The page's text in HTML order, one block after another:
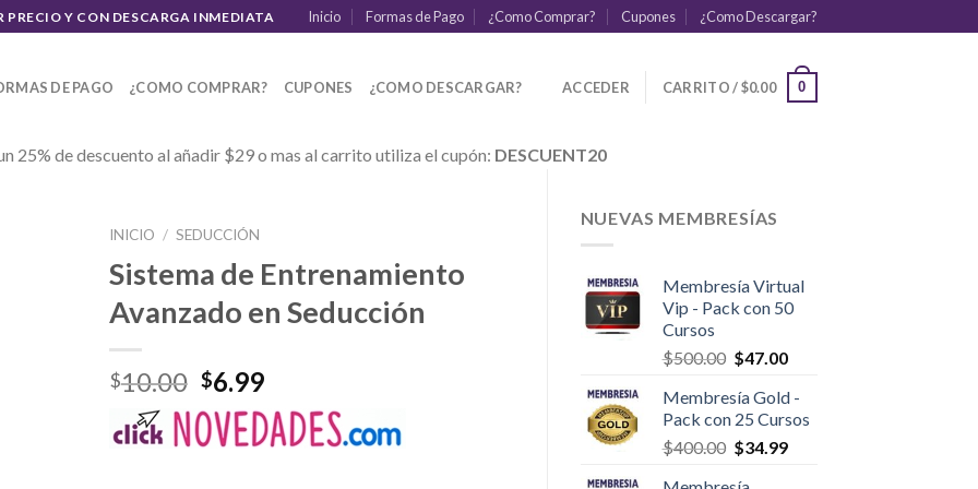
PRECIO Y CON DESCARGA INMEDIATA Inicio Formas de Pago ¿Como Comprar? Cupones ¿Como Descargar?
DE PAGO ¿COMO COMPRAR? CUPONES ¿COMO DESCARGAR? ACCEDER CARRITO /$0.00 0
25% de descuento al añadir $29 o mas al carrito utiliza el cupón: DESCUENT20
NUEVAS MEMBRESÍAS
Membresía Virtual
Vip - Pack con 50
Cursos
$500.00 $47.00
Membresía Gold -
Pack con 25 Cursos
$400.00 $34.99
INICIO / SEDUCCIÓN
Sistema de Entrenamiento
Avanzado en Seducción
$10.00 $6.99